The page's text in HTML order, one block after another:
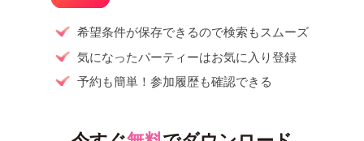
希望条件が保存できるので検索もスムーズ
気になったパーティーはお気に入り登録
予約も簡単！参加履歴も確認できる